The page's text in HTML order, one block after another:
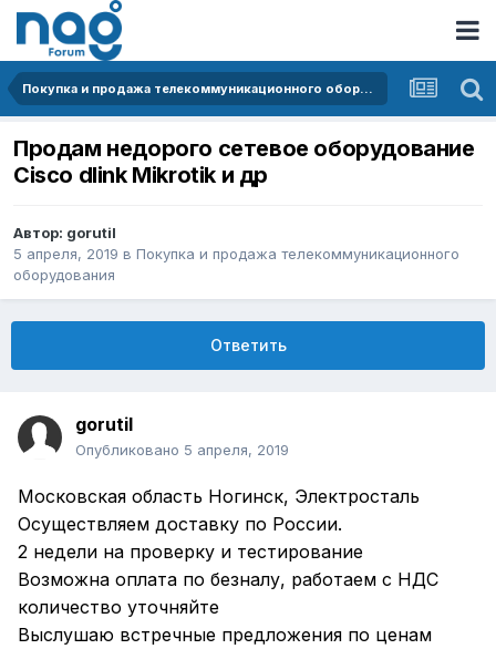
Покупка и продажа телекоммуникационного оборудования
Продам недорого сетевое оборудование
Cisco dlink Mikrotik и др
Автор: gorutil
5 апреля, 2019 в Покупка и продажа телекоммуникационного
оборудования
Ответить
gorutil
Опубликовано 5 апреля, 2019
Московская область Ногинск, Электросталь
Осуществляем доставку по России.
2 недели на проверку и тестирование
Возможна оплата по безналу, работаем с НДС
количество уточняйте
Выслушаю встречные предложения по ценам